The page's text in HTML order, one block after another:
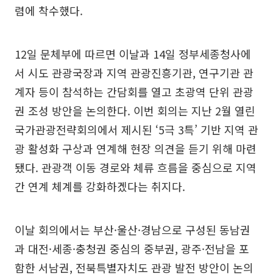
렴에 착수했다.
12일 문체부에 따르면 이날과 14일 정부세종청사에
서 시도 관광국장과 지역 관광진흥기관, 연구기관 관
계자 등이 참석하는 간담회를 열고 초광역 단위 관광
권 조성 방안을 논의한다. 이번 회의는 지난 2월 열린
국가관광전략회의에서 제시된 ‘5극 3특’ 기반 지역 관
광 활성화 구상과 연계해 현장 의견을 듣기 위해 마련
됐다. 관광객 이동 경로와 체류 흐름을 중심으로 지역
간 연계 체계를 강화하겠다는 취지다.
이날 회의에서는 부산·울산·경남으로 구성된 동남권
과 대전·세종·충청권 중심의 중부권, 광주·전남을 포
함한 서남권, 전북특별자치도 관광 발전 방안이 논의